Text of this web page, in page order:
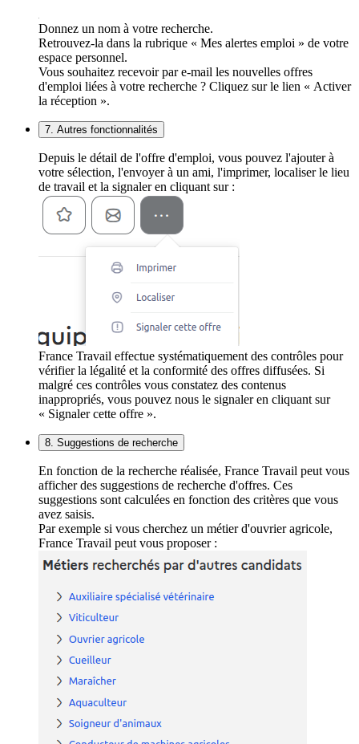
Donnez un nom à votre recherche.
Retrouvez-la dans la rubrique « Mes alertes emploi » de votre
espace personnel.
Vous souhaitez recevoir par e-mail les nouvelles offres
d'emploi liées à votre recherche ? Cliquez sur le lien « Activer
la réception ».
7. Autres fonctionnalités
Depuis le détail de l'offre d'emploi, vous pouvez l'ajouter à
votre sélection, l'envoyer à un ami, l'imprimer, localiser le lieu
de travail et la signaler en cliquant sur :
France Travail effectue systématiquement des contrôles pour
vérifier la légalité et la conformité des offres diffusées. Si
malgré ces contrôles vous constatez des contenus
inappropriés, vous pouvez nous le signaler en cliquant sur
« Signaler cette offre ».
8. Suggestions de recherche
En fonction de la recherche réalisée, France Travail peut vous
afficher des suggestions de recherche d'offres. Ces
suggestions sont calculées en fonction des critères que vous
avez saisis.
Par exemple si vous cherchez un métier d'ouvrier agricole,
France Travail peut vous proposer :